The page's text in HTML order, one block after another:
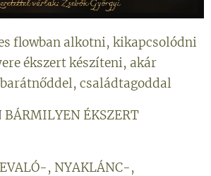
flowban alkotni, kikapcsolódni
ékszert készíteni, akár
családtagoddal✨️
BÁRMILYEN ÉKSZERT
, NYAKLÁNC-,